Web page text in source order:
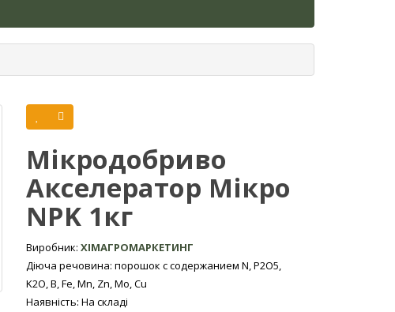
Мікродобриво
Акселератор Мікро
NPK 1кг
Виробник: ХІМАГРОМАРКЕТИНГ
Діюча речовина: порошок с содержанием N, P2O5,
K2O, В, Fe, Mn, Zn, Мо, Cu
Наявність: На складі